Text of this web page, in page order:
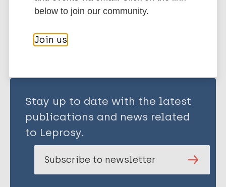
Share this page:
Stay up to date with the latest
publications and news related
to Leprosy.
Subscribe to newsletter
below to join our community.
Join us